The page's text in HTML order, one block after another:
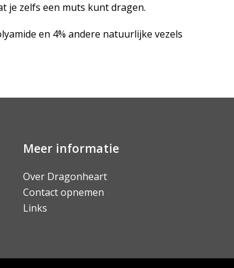
je zelfs een muts kunt dragen.
en 4% andere natuurlijke vezels
Meer informatie
Over Dragonheart
Contact opnemen
Links